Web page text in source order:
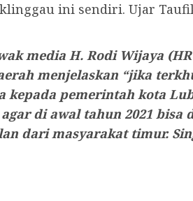
ini sendiri. Ujar
media H. Rodi Wijaya
menjelaskan “jika
kepada pemerintah kota
di awal tahun 2021 bisa
dari masyarakat timur.